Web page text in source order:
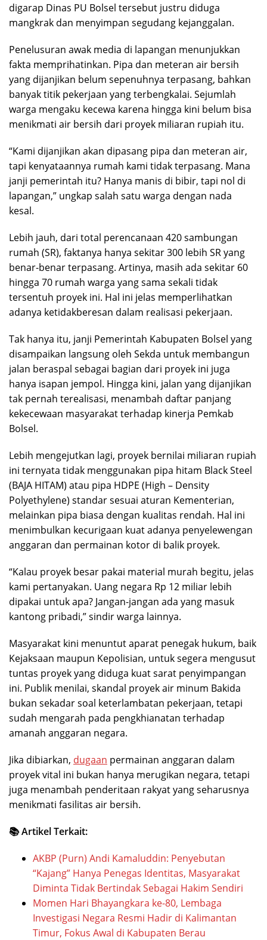
digarap Dinas PU Bolsel tersebut justru diduga
mangkrak dan menyimpan segudang kejanggalan.
Penelusuran awak media di lapangan menunjukkan
fakta memprihatinkan. Pipa dan meteran air bersih
yang dijanjikan belum sepenuhnya terpasang, bahkan
banyak titik pekerjaan yang terbengkalai. Sejumlah
warga mengaku kecewa karena hingga kini belum bisa
menikmati air bersih dari proyek miliaran rupiah itu.
“Kami dijanjikan akan dipasang pipa dan meteran air,
tapi kenyataannya rumah kami tidak terpasang. Mana
janji pemerintah itu? Hanya manis di bibir, tapi nol di
lapangan,” ungkap salah satu warga dengan nada
kesal.
Lebih jauh, dari total perencanaan 420 sambungan
rumah (SR), faktanya hanya sekitar 300 lebih SR yang
benar-benar terpasang. Artinya, masih ada sekitar 60
hingga 70 rumah warga yang sama sekali tidak
tersentuh proyek ini. Hal ini jelas memperlihatkan
adanya ketidakberesan dalam realisasi pekerjaan.
Tak hanya itu, janji Pemerintah Kabupaten Bolsel yang
disampaikan langsung oleh Sekda untuk membangun
jalan beraspal sebagai bagian dari proyek ini juga
hanya isapan jempol. Hingga kini, jalan yang dijanjikan
tak pernah terealisasi, menambah daftar panjang
kekecewaan masyarakat terhadap kinerja Pemkab
Bolsel.
Lebih mengejutkan lagi, proyek bernilai miliaran rupiah
ini ternyata tidak menggunakan pipa hitam Black Steel
(BAJA HITAM) atau pipa HDPE (High – Density
Polyethylene) standar sesuai aturan Kementerian,
melainkan pipa biasa dengan kualitas rendah. Hal ini
menimbulkan kecurigaan kuat adanya penyelewengan
anggaran dan permainan kotor di balik proyek.
“Kalau proyek besar pakai material murah begitu, jelas
kami pertanyakan. Uang negara Rp 12 miliar lebih
dipakai untuk apa? Jangan-jangan ada yang masuk
kantong pribadi,” sindir warga lainnya.
Masyarakat kini menuntut aparat penegak hukum, baik
Kejaksaan maupun Kepolisian, untuk segera mengusut
tuntas proyek yang diduga kuat sarat penyimpangan
ini. Publik menilai, skandal proyek air minum Bakida
bukan sekadar soal keterlambatan pekerjaan, tetapi
sudah mengarah pada pengkhianatan terhadap
amanah anggaran negara.
Jika dibiarkan, dugaan permainan anggaran dalam
proyek vital ini bukan hanya merugikan negara, tetapi
juga menambah penderitaan rakyat yang seharusnya
menikmati fasilitas air bersih.
📚 Artikel Terkait:
AKBP (Purn) Andi Kamaluddin: Penyebutan
“Kajang” Hanya Penegas Identitas, Masyarakat
Diminta Tidak Bertindak Sebagai Hakim Sendiri
Momen Hari Bhayangkara ke-80, Lembaga
Investigasi Negara Resmi Hadir di Kalimantan
Timur, Fokus Awal di Kabupaten Berau